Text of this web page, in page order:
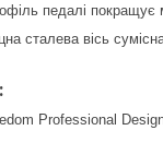
педалі покращує
сталева вісь
Professional